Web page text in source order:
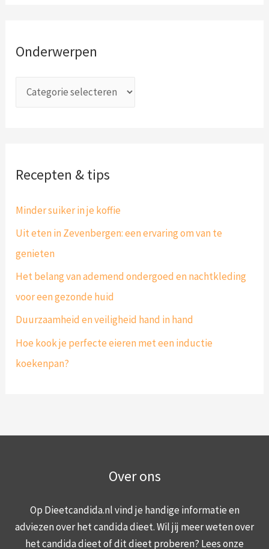
n
Onderwerpen
Recepten & tips
Minder suiker in je koffie
Uit eten in Zevenbergen: een ervaring om van te
genieten
Het belang van ademend ondergoed en nachtkleding
voor een gezonde huid
Duurzaamheid en veiligheid hand in hand
Hoe kook je perfecte eieren met een inductie
koekenpan?
Over ons
Op Dieetcandida.nl vind je handige informatie en
adviezen over het candida dieet. Wil jij meer weten over
het candida dieet of dit dieet proberen? Lees onze